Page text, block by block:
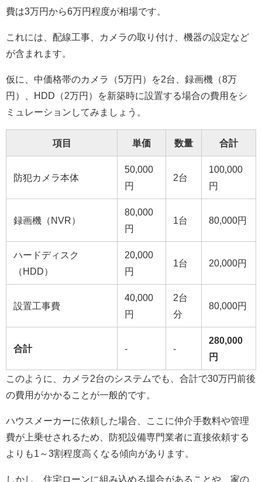
費は3万円から6万円程度が相場です。
これには、配線工事、カメラの取り付け、機器の設定など
が含まれます。
仮に、中価格帯のカメラ（5万円）を2台、録画機（8万
円）、HDD（2万円）を新築時に設置する場合の費用をシ
ミュレーションしてみましょう。
項目 単価 数量 合計
防犯カメラ本体
50,000
円
2台
100,000
円
録画機（NVR）
80,000
円
1台 80,000円
ハードディスク
（HDD）
20,000
円
1台 20,000円
設置工事費
40,000
円
2台
分
80,000円
合計 - -
280,000
円
このように、カメラ2台のシステムでも、合計で30万円前後
の費用がかかることが一般的です。
ハウスメーカーに依頼した場合、ここに仲介手数料や管理
費が上乗せされるため、防犯設備専門業者に直接依頼する
よりも1～3割程度高くなる傾向があります。
しかし、住宅ローンに組み込める場合があることや、家の